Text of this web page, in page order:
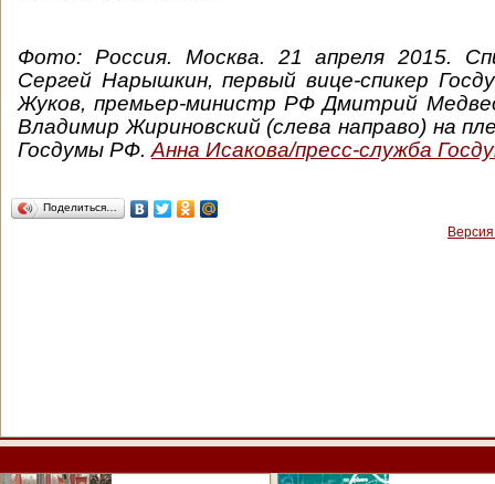
Фото: Россия. Москва. 21 апреля 2015.
Сергей Нарышкин, первый вице-спикер
Жуков, премьер-министр РФ Дмитрий
Владимир Жириновский (слева направо) на
Госдумы РФ. Анна Исакова/пресс-служба
Поделиться…